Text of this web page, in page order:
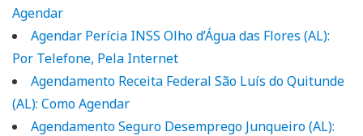
Agendar
Agendar Perícia INSS Olho d’Água das Flores (AL):
Por Telefone, Pela Internet
Agendamento Receita Federal São Luís do Quitunde
(AL): Como Agendar
Agendamento Seguro Desemprego Junqueiro (AL):